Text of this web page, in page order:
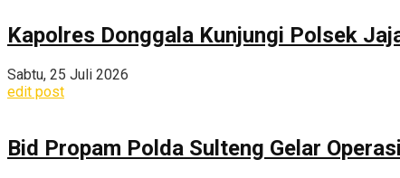
Kapolres Donggala Kunjungi Polsek
Sabtu, 25 Juli 2026
edit post
Bid Propam Polda Sulteng Gelar